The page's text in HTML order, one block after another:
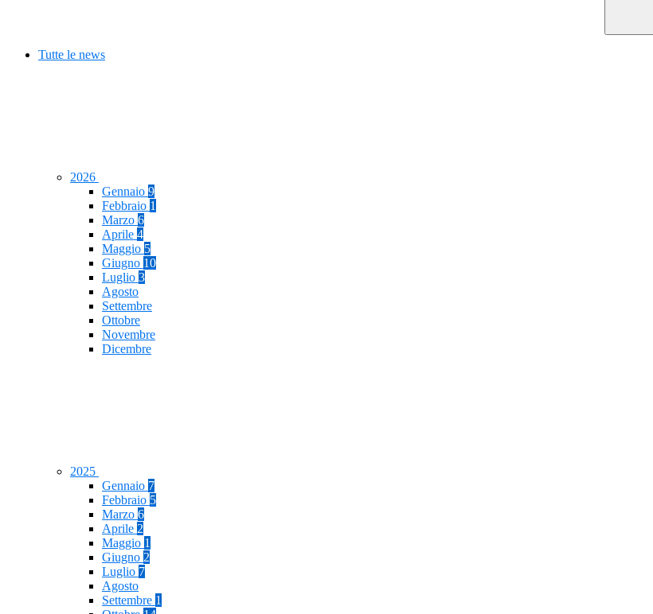
Tutte le news
2026
Gennaio 9
Febbraio 1
Marzo 6
Aprile 4
Maggio 5
Giugno 10
Luglio 3
Agosto
Settembre
Ottobre
Novembre
Dicembre
2025
Gennaio 7
Febbraio 5
Marzo 6
Aprile 2
Maggio 1
Giugno 2
Luglio 7
Agosto
Settembre 1